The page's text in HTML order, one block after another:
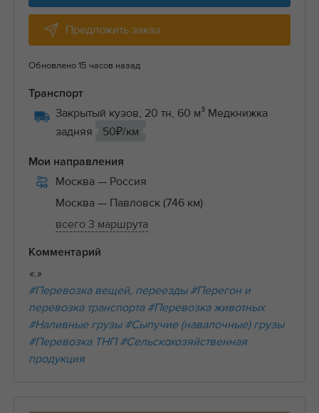
Предложить заказ
Обновлено 15 часов назад
Транспорт
Закрытый кузов, 20 тн, 60 м³ Медкнижка
задняя
50₽/км
Мои направления
Москва — Россия
Москва — Павловск (746 км)
всего 3 маршрута
Комментарий
«.»
#Перевозка вещей, переезды #Перегон и
перевозка транспорта #Перевозка животных
#Наливные грузы #Сыпучие (навалочные) грузы
#Перевозка ТНП #Сельскохозяйственная
продукция